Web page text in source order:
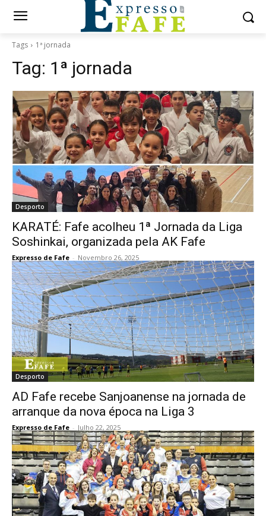
Tags 1ª jornada
Tag: 1ª jornada
Desporto
KARATÉ: Fafe acolheu 1ª Jornada da Liga
Soshinkai, organizada pela AK Fafe
Expresso de Fafe - Novembro 26, 2025
Desporto
AD Fafe recebe Sanjoanense na jornada de
arranque da nova época na Liga 3
Expresso de Fafe - Julho 22, 2025